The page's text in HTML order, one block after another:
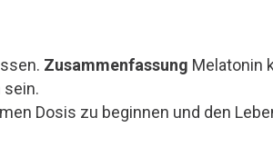
Zusammenfassung Melatonin
Dosis zu beginnen und den